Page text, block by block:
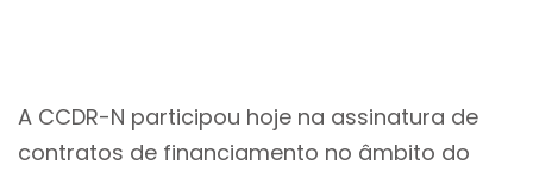
A CCDR-N participou hoje na assinatura de
contratos de financiamento no âmbito do